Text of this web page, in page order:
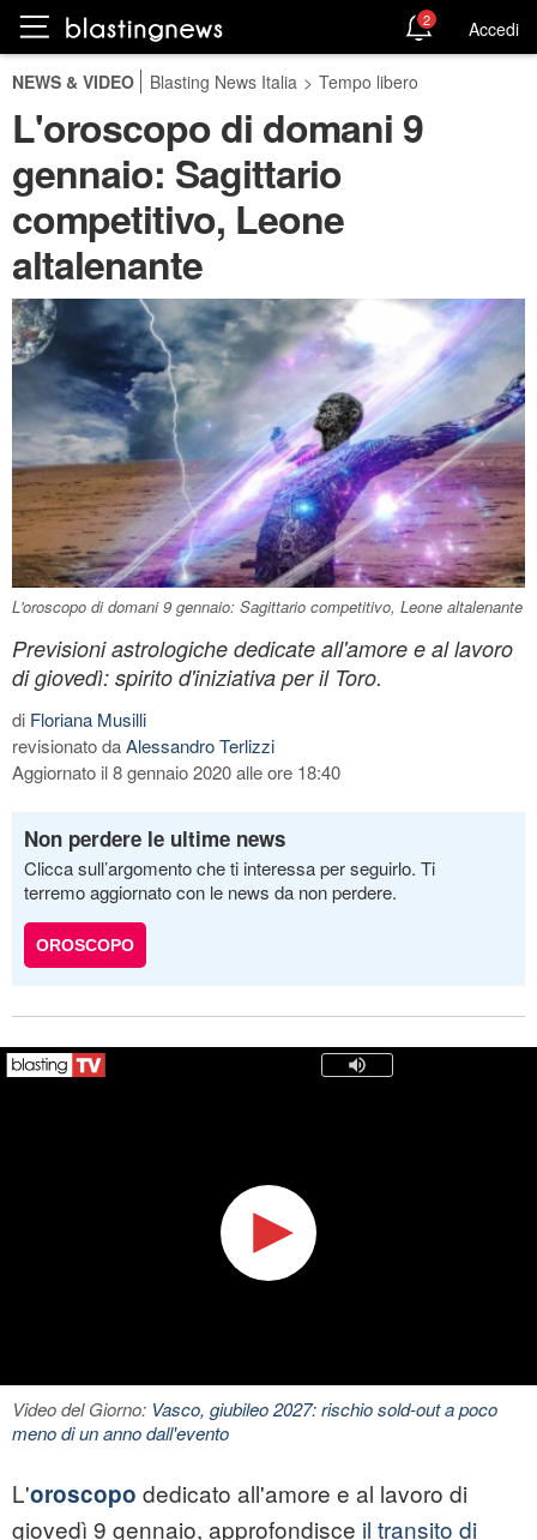
2 Accedi
NEWS & VIDEO Blasting News Italia > Tempo libero
L'oroscopo di domani 9
gennaio: Sagittario
competitivo, Leone
altalenante
L'oroscopo di domani 9 gennaio: Sagittario competitivo, Leone altalenante
Previsioni astrologiche dedicate all'amore e al lavoro
di giovedì: spirito d'iniziativa per il Toro.
di Floriana Musilli
revisionato daAlessandro Terlizzi
Aggiornato il 8 gennaio 2020 alle ore 18:40
Non perdere le ultime news
Clicca sull’argomento che ti interessa per seguirlo. Ti
terremo aggiornato con le news da non perdere.
OROSCOPO
Video del Giorno: Vasco, giubileo 2027: rischio sold-out a poco
meno di un anno dall'evento
L'oroscopo dedicato all'amore e al lavoro di
giovedì 9 gennaio, approfondisce il transito di